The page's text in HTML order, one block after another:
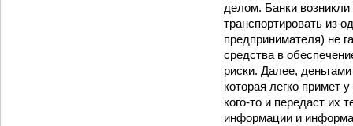
делом. Банки возникли
транспортировать из
предпринимателя) не
средства в
риски. Далее,
которая легко примет
кого-то и передаст их
информации и